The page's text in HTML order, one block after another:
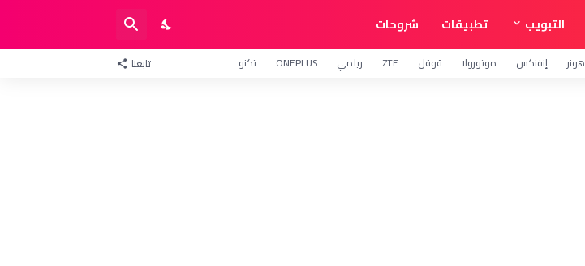
التبويب تطبيقات شروحات
هونر إنفنكس موتورولا قوقل ZTE ريلمي ONEPLUS تكنو تابعنا